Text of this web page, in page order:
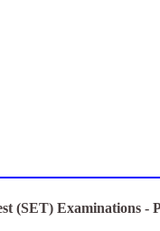
28 மாவட்ட CEO
எடுக்கும்
அரைநாள் OD
(SET) Examinations -